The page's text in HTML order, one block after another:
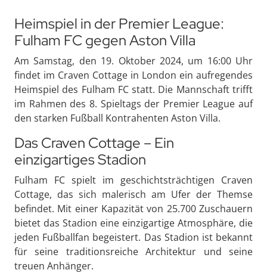
Heimspiel in der Premier League:
Fulham FC gegen Aston Villa
Am Samstag, den 19. Oktober 2024, um 16:00 Uhr
findet im Craven Cottage in London ein aufregendes
Heimspiel des Fulham FC statt. Die Mannschaft trifft
im Rahmen des 8. Spieltags der Premier League auf
den starken Fußball Kontrahenten Aston Villa.
Das Craven Cottage – Ein
einzigartiges Stadion
Fulham FC spielt im geschichtsträchtigen Craven
Cottage, das sich malerisch am Ufer der Themse
befindet. Mit einer Kapazität von 25.700 Zuschauern
bietet das Stadion eine einzigartige Atmosphäre, die
jeden Fußballfan begeistert. Das Stadion ist bekannt
für seine traditionsreiche Architektur und seine
treuen Anhänger.